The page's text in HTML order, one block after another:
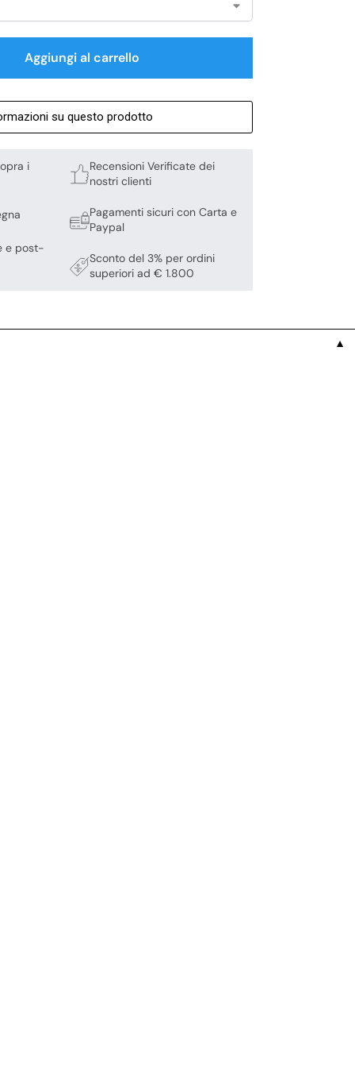
Aggiungi al carrello
su questo prodotto
i
e post-
Recensioni Verificate dei
nostri clienti
Pagamenti sicuri con Carta e
Paypal
Sconto del 3% per ordini
superiori ad € 1.800
▼